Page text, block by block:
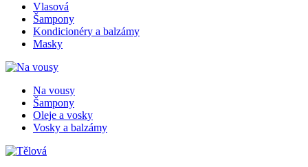
Vlasová
Šampony
Kondicionéry a balzámy
Masky
Na vousy
Šampony
Oleje a vosky
Vosky a balzámy